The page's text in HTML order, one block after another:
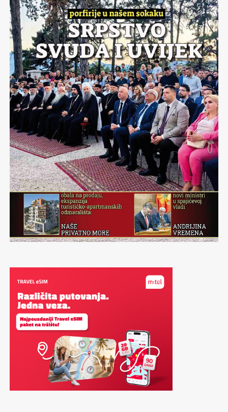
domovine sve teže i sve rjeđe nalazim..
Olimpijada je bila golemi ispit koji je polagalo Sarajevo,
koji je polagala Jugoslavija…Sa timom ozbiljnih osoba
kojih danas nema, sa istinskim državnikomBrankom
Mikulićem,ovaj generacijski projekat ne da je samo
uspio. Četrnaeste zimske olimpijske igre postale su
mjerilo uspješnosti u svijetu svjetskog olimpizma.
Jarko se sječam svakoga dana sarajevske olimpijade.
Sječam se šampionaJure Frankakome su Sarajlije
ispjevali pjesmu:”Eto Jureka sladjeg od bureka…”
Nevjerojatnu atmosferu koju obujmljuju Zetra i
Skenderija,olimpijske planine i borilišta, opći porast
umjetničkog života tih dana, razdraganih lica na ulicama
Šehera…Sve to je trajalo za vrijeme Četrnaestih
olimpijskih igara kao nestvarni san. Bajka, veličanstvena
bajka,šeherska.
svijeta, u mojim ušima odjekuju riječi predsjednika
Medjunarodnog olimpijskog komiteta sa spuštanja
zavjese na sve te bajkovite prizore:”…Hvala drago
Neka ove riječi dragog Huana Antonia Samarana budu
epilog ovom Periskopu
Gradimir GOJER